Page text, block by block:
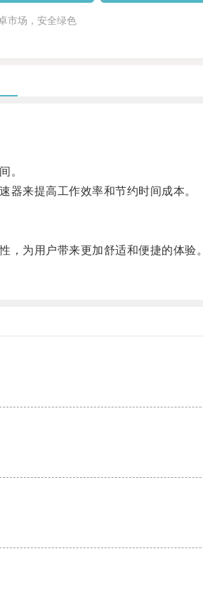
市场，安全绿色
。
来提高工作效率和节约时间成本。
为用户带来更加舒适和便捷的体验。